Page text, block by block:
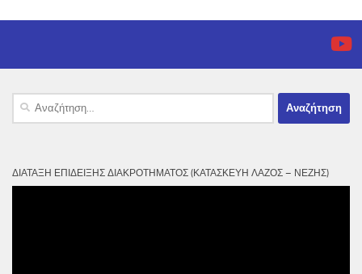
Αναζήτηση
ΔΙΆΤΑΞΗ ΕΠΊΔΕΙΞΗΣ ΔΙΑΚΡΟΤΉΜΑΤΟΣ (ΚΑΤΑΣΚΕΥΉ ΛΆΖΟΣ – ΝΈΖΗΣ)